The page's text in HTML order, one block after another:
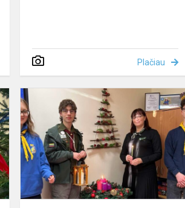
Plačiau
Kalėdinė
mugė